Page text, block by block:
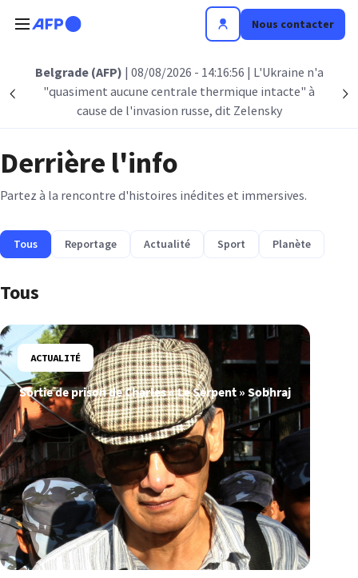
Nous contacter
Précédent
Belgrade (AFP) | 08/08/2026 - 14:16:56
| L'Ukraine n'a
"quasiment aucune centrale thermique intacte" à
cause de l'invasion russe, dit Zelensky
Derrière l'info
Partez à la rencontre d'histoires inédites et immersives.
Tous Reportage Actualité Sport Planète
Tous
ACTUALITÉ
Sortie de prison de Charles « Le Serpent » Sobhraj